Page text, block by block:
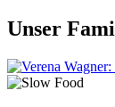
Unser